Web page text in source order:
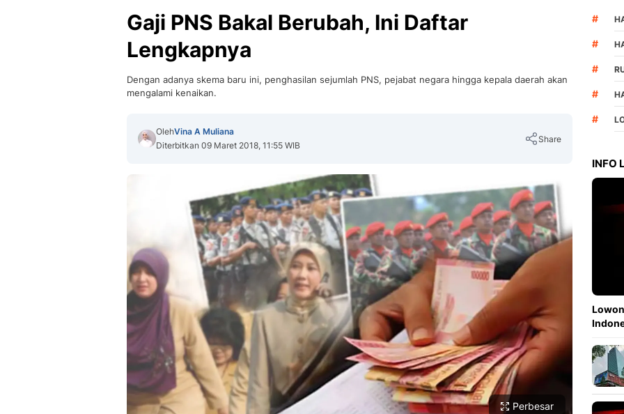
Gaji PNS Bakal Berubah, Ini Daftar
Lengkapnya
Dengan adanya skema baru ini, penghasilan sejumlah PNS, pejabat negara hingga kepala daerah akan
mengalami kenaikan.
OlehVina A Muliana
Diterbitkan 09 Maret 2018, 11:55 WIB
Share
Copy Link
Perbesar
#
#
#
#
#
INFO